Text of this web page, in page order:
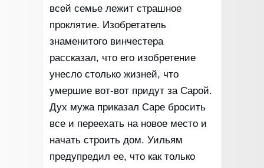
всей семье лежит страшное
проклятие. Изобретатель
знаменитого винчестера
рассказал, что его изобретение
унесло столько жизней, что
умершие вот-вот придут за Сарой.
Дух мужа приказал Саре бросить
все и переехать на новое место и
начать строить дом. Уильям
предупредил ее, что как только